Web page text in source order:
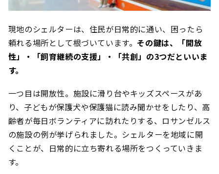
現地のシェルターは、住民が日常的に通い、困ったら
頼れる場所として根づいています。 その鍵は、「開放
性」・「飼育継続の支援」・「共創」の3つだといいま
す。
一つ目は開放性。施設に滑り台やキッズスペースがあ
り、子どもが保護犬や保護猫に読み聞かせをしたり、高
齢者が毎日ボランティアに訪れたりする、ロサンゼルス
の施設の例が挙げられました。シェルターを地域に開
くことが、日常的に立ち寄れる場所をつくっていきま
す。